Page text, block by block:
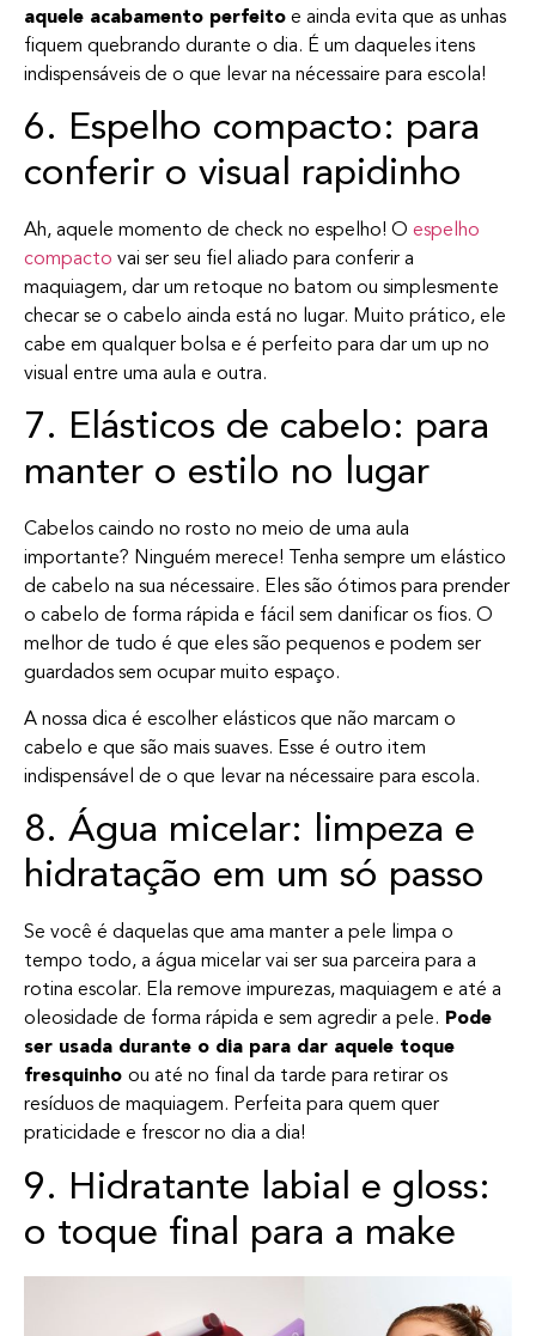
aquele acabamento perfeito e ainda evita que as unhas
fiquem quebrando durante o dia. É um daqueles itens
indispensáveis de o que levar na nécessaire para escola!
6. Espelho compacto: para
conferir o visual rapidinho
Ah, aquele momento de check no espelho! O espelho
compacto vai ser seu fiel aliado para conferir a
maquiagem, dar um retoque no batom ou simplesmente
checar se o cabelo ainda está no lugar. Muito prático, ele
cabe em qualquer bolsa e é perfeito para dar um up no
visual entre uma aula e outra.
7. Elásticos de cabelo: para
manter o estilo no lugar
Cabelos caindo no rosto no meio de uma aula
importante? Ninguém merece! Tenha sempre um elástico
de cabelo na sua nécessaire. Eles são ótimos para prender
o cabelo de forma rápida e fácil sem danificar os fios. O
melhor de tudo é que eles são pequenos e podem ser
guardados sem ocupar muito espaço.
A nossa dica é escolher elásticos que não marcam o
cabelo e que são mais suaves. Esse é outro item
indispensável de o que levar na nécessaire para escola.
8. Água micelar: limpeza e
hidratação em um só passo
Se você é daquelas que ama manter a pele limpa o
tempo todo, a água micelar vai ser sua parceira para a
rotina escolar. Ela remove impurezas, maquiagem e até a
oleosidade de forma rápida e sem agredir a pele. Pode
ser usada durante o dia para dar aquele toque
fresquinho ou até no final da tarde para retirar os
resíduos de maquiagem. Perfeita para quem quer
praticidade e frescor no dia a dia!
9. Hidratante labial e gloss:
o toque final para a make